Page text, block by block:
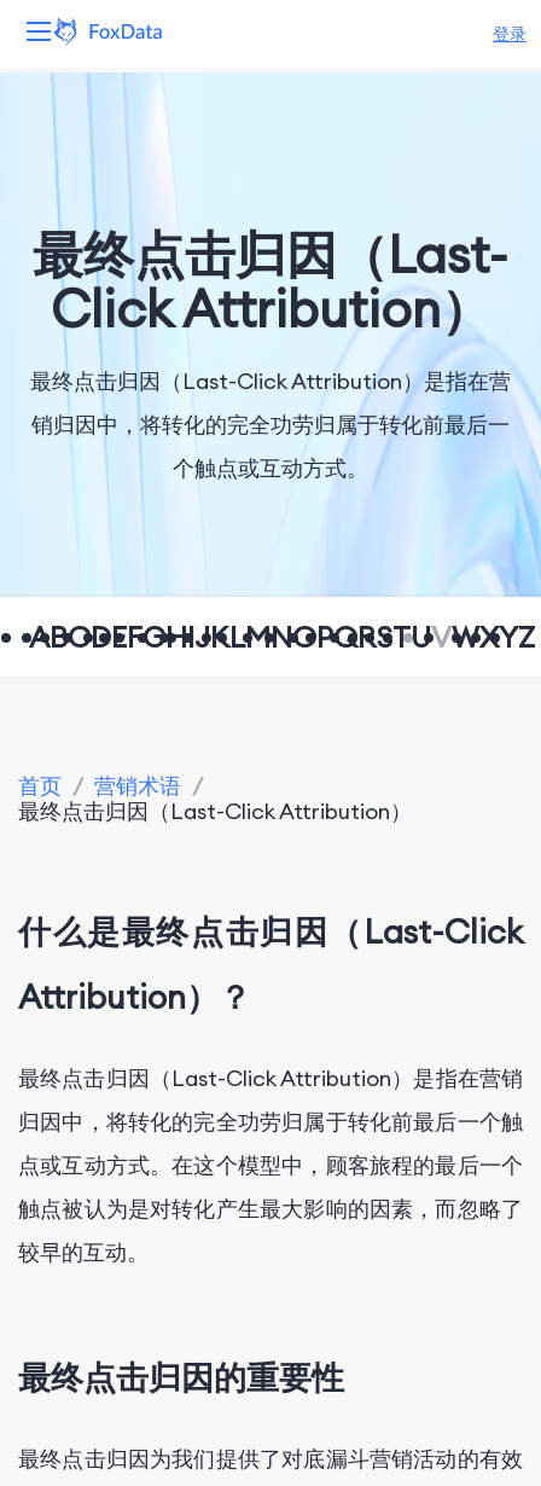
登录
解决方案
公司
最终点击归因（Last-
Click Attribution）
最终点击归因（Last-Click Attribution）是指在营
销归因中，将转化的完全功劳归属于转化前最后一
个触点或互动方式。
ABCDEFGHIJKLMNOPQRSTUVWXYZ
首页 / 营销术语 /
最终点击归因（Last-Click Attribution）
什么是最终点击归因（Last-Click
Attribution）？
最终点击归因（Last-Click Attribution）是指在营销
归因中，将转化的完全功劳归属于转化前最后一个触
点或互动方式。在这个模型中，顾客旅程的最后一个
触点被认为是对转化产生最大影响的因素，而忽略了
较早的互动。
最终点击归因的重要性
最终点击归因为我们提供了对底漏斗营销活动的有效